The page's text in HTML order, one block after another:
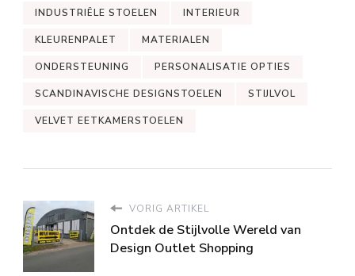
INDUSTRIËLE STOELEN INTERIEUR
KLEURENPALET MATERIALEN
ONDERSTEUNING PERSONALISATIE OPTIES
SCANDINAVISCHE DESIGNSTOELEN STIJLVOL
VELVET EETKAMERSTOELEN
VORIG ARTIKEL
Ontdek de Stijlvolle Wereld van
Design Outlet Shopping